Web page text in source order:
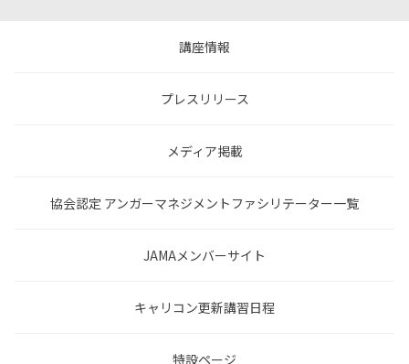
講座情報
プレスリリース
メディア掲載
協会認定 アンガーマネジメントファシリテーター一覧
JAMAメンバーサイト
キャリコン更新講習日程
特設ページ